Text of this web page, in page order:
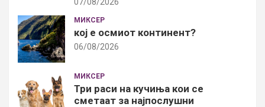
МИКСЕР
кој е осмиот континент?
06/08/2026
МИКСЕР
Три раси на кучиња кои се
сметаат за најпослушни